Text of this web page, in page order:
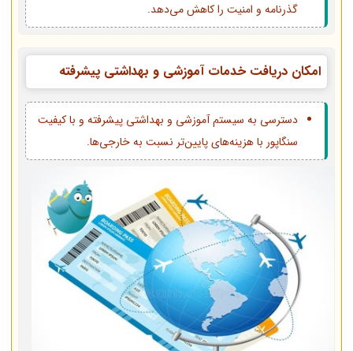
گذرنامه و امنیت را کاهش می‌دهد.
امکان دریافت خدمات آموزشی و بهداشتی پیشرفته
دسترسی به سیستم آموزشی و بهداشتی پیشرفته و با کیفیت
سنگاپور با هزینه‌های پایین‌تر نسبت به خارجی‌ها.